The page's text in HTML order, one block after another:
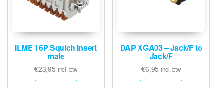
ILME 16P Squich Insert
male
€23,95 incl. btw
DAP XGA03 – Jack/F to
Jack/F
€6,95 incl. btw